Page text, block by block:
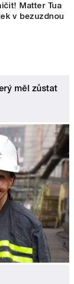
Matter Tua
v bezuzdnou
měl zůstat